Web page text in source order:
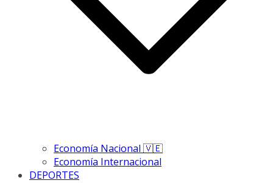
Economía Nacional 🇻🇪
Economía Internacional
DEPORTES